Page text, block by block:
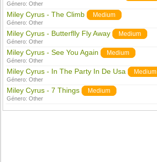
Género:Other
Miley Cyrus - The Climb Medium
Género:Other
Miley Cyrus - Butterflly Fly Away Medium
Género:Other
Miley Cyrus - See You Again Medium
Género:Other
Miley Cyrus - In The Party In De Usa Medium
Género:Other
Miley Cyrus - 7 Things Medium
Género:Other